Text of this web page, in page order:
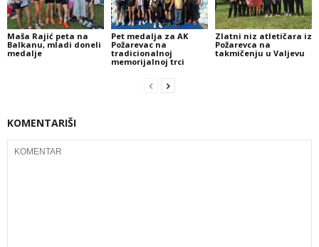
Maša Rajić peta na
Balkanu, mladi doneli
medalje
Pet medalja za AK
Požarevac na
tradicionalnoj
memorijalnoj trci
Zlatni niz atletičara iz
Požarevca na
takmičenju u Valjevu
KOMENTARIŠI